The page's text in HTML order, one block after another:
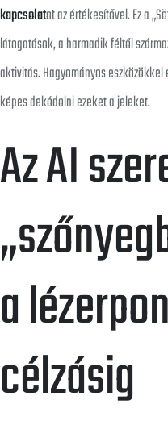
kapcsolatot az értékesítővel. Ez a
látogatások, a harmadik féltől
aktivitás. Hagyományos
képes dekódolni ezeket a jeleket.
Az AI
a
célzásig